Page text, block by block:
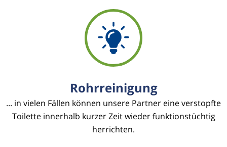
Rohrreinigung
... in vielen Fällen können unsere Partner eine verstopfte
Toilette innerhalb kurzer Zeit wieder funktionstüchtig
herrichten.